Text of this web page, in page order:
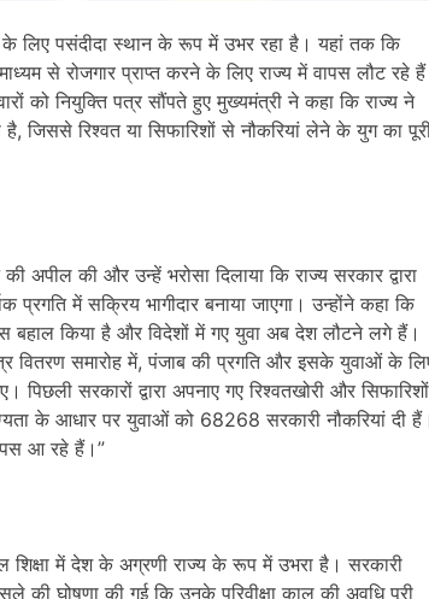
लिए पसंदीदा स्थान के रूप में उभर रहा है। यहां तक कि
से रोजगार प्राप्त करने के लिए राज्य में वापस लौट रहे
को नियुक्ति पत्र सौंपते हुए मुख्यमंत्री ने कहा कि राज्य ने
है, जिससे रिश्वत या सिफारिशों से नौकरियां लेने के युग का
अपील की और उन्हें भरोसा दिलाया कि राज्य सरकार द्वारा
में सक्रिय भागीदार बनाया जाएगा। उन्होंने कहा कि
बहाल किया है और विदेशों में गए युवा अब देश लौटने लगे हैं।
वितरण समारोह में, पंजाब की प्रगति और इसके युवाओं के
सरकारों द्वारा अपनाए गए रिश्वतखोरी और सिफारिशों
के आधार पर युवाओं को 68268 सरकारी नौकरियां दी हैं।
आ रहे हैं।”
शिक्षा में देश के अग्रणी राज्य के रूप में उभरा है। सरकारी
की घोषणा की गई कि उनके परिवीक्षा काल की अवधि पूरी